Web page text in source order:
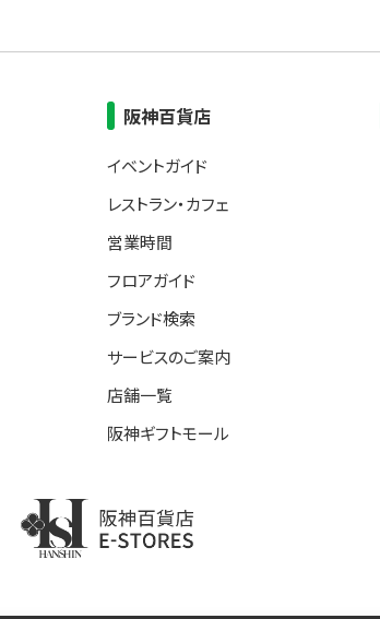
阪神百貨店
イベントガイド
レストラン・カフェ
営業時間
フロアガイド
ブランド検索
サービスのご案内
店舗一覧
阪神ギフトモール